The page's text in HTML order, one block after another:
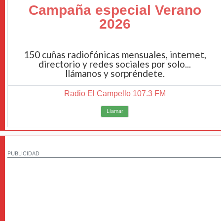
Campaña especial Verano
2026
150 cuñas radiofónicas mensuales, internet,
directorio y redes sociales por solo...
llámanos y sorpréndete.
Radio El Campello 107.3 FM
Llamar
PUBLICIDAD